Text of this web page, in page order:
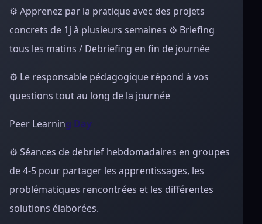
⚙ Apprenez par la pratique avec des projets
concrets de 1j à plusieurs semaines ⚙ Briefing
tous les matins / Debriefing en fin de journée
⚙ Le responsable pédagogique répond à vos
questions tout au long de la journée
Peer Learning Day
⚙ Séances de debrief hebdomadaires en groupes
de 4-5 pour partager les apprentissages, les
problématiques rencontrées et les différentes
solutions élaborées.